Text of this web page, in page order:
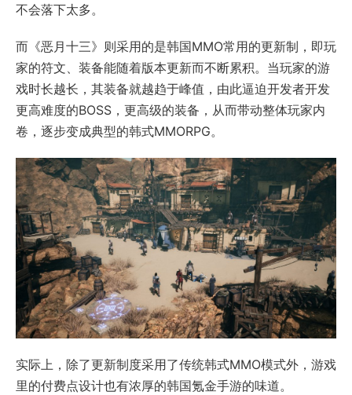
不会落下太多。
而《恶月十三》则采用的是韩国MMO常用的更新制，即玩
家的符文、装备能随着版本更新而不断累积。当玩家的游
戏时长越长，其装备就越趋于峰值，由此逼迫开发者开发
更高难度的BOSS，更高级的装备，从而带动整体玩家内
卷，逐步变成典型的韩式MMORPG。
实际上，除了更新制度采用了传统韩式MMO模式外，游戏
里的付费点设计也有浓厚的韩国氪金手游的味道。